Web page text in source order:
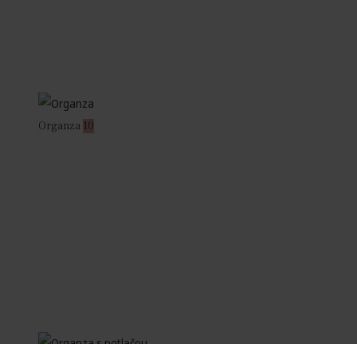
Organza 10